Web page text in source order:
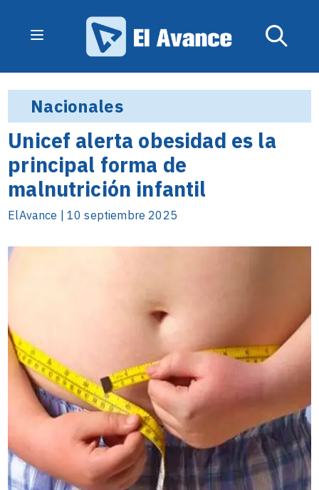
Nacionales
Unicef alerta obesidad es la
principal forma de
malnutrición infantil
ElAvance | 10 septiembre 2025